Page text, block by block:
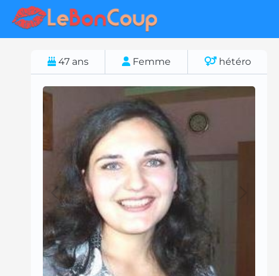
47 ans Femme hétéro